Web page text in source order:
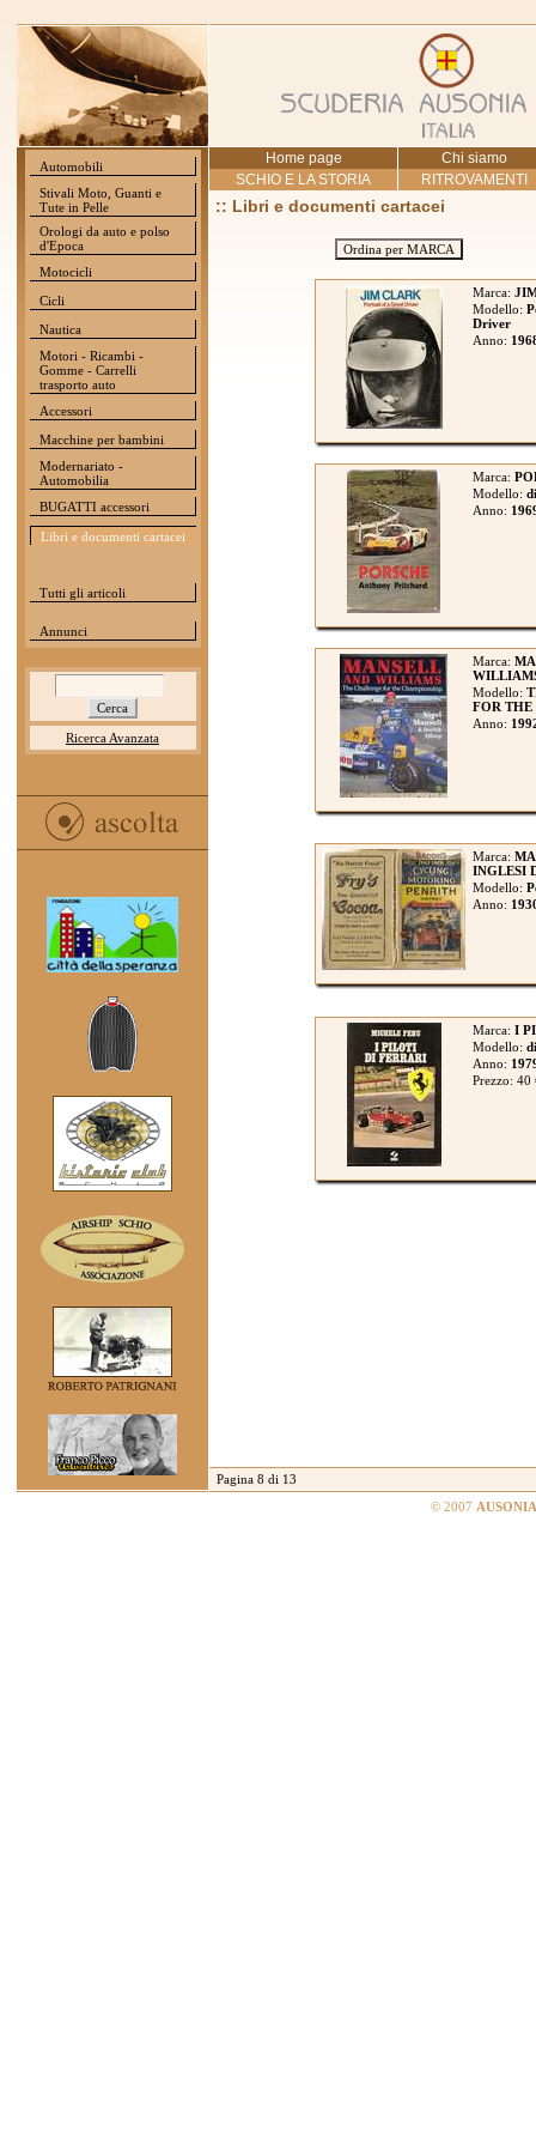
Automobili
Stivali Moto, Guanti e
Tute in Pelle
Orologi da auto e polso
d'Epoca
Motocicli
Cicli
Nautica
Motori - Ricambi -
Gomme - Carrelli
trasporto auto
Accessori
Macchine per bambini
Modernariato -
Automobilia
BUGATTI accessori
Libri e documenti cartacei
Tutti gli articoli
Annunci
Ricerca Avanzata
Home page
Chi siamo
SCHIO E LA STORIA
RITROVAMENTI
:: Libri e documenti cartacei
Ordina per MARCA
Marca:
Modello:
Driver
Anno:
Marca:
Modello:
Anno:
Marca:
Modello:
FOR THE
Anno:
Marca:
INGLESI
Modello:
Anno:
Marca: I
Modello:
Anno:
Prezzo: 40
Pagina 8 di 13
© 2007